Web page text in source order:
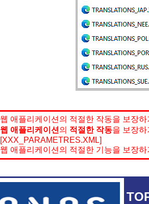
웹 애플리케이션의 적절한 작동을 보장
웹 애플리케이션 의 적절한 작동을 보장
[XXX_PARAMETRES.XML]
웹 애플리케이션의 적절한 기능을 보장